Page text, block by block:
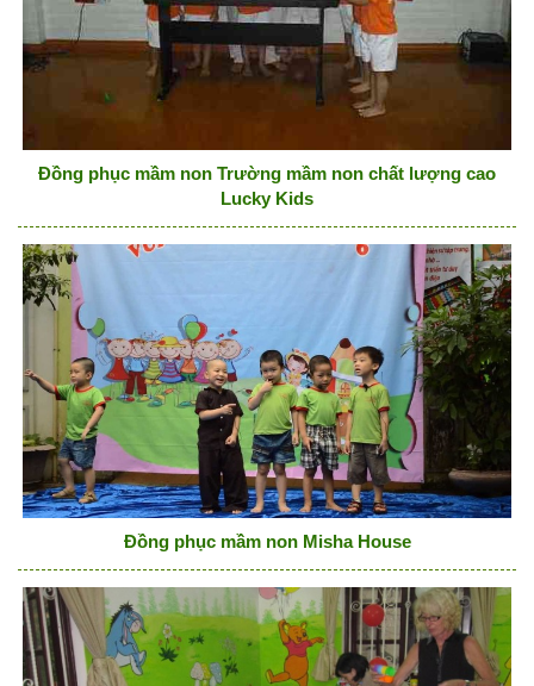
Đồng phục mầm non Trường mầm non chất lượng cao
Lucky Kids
Đồng phục mầm non Misha House